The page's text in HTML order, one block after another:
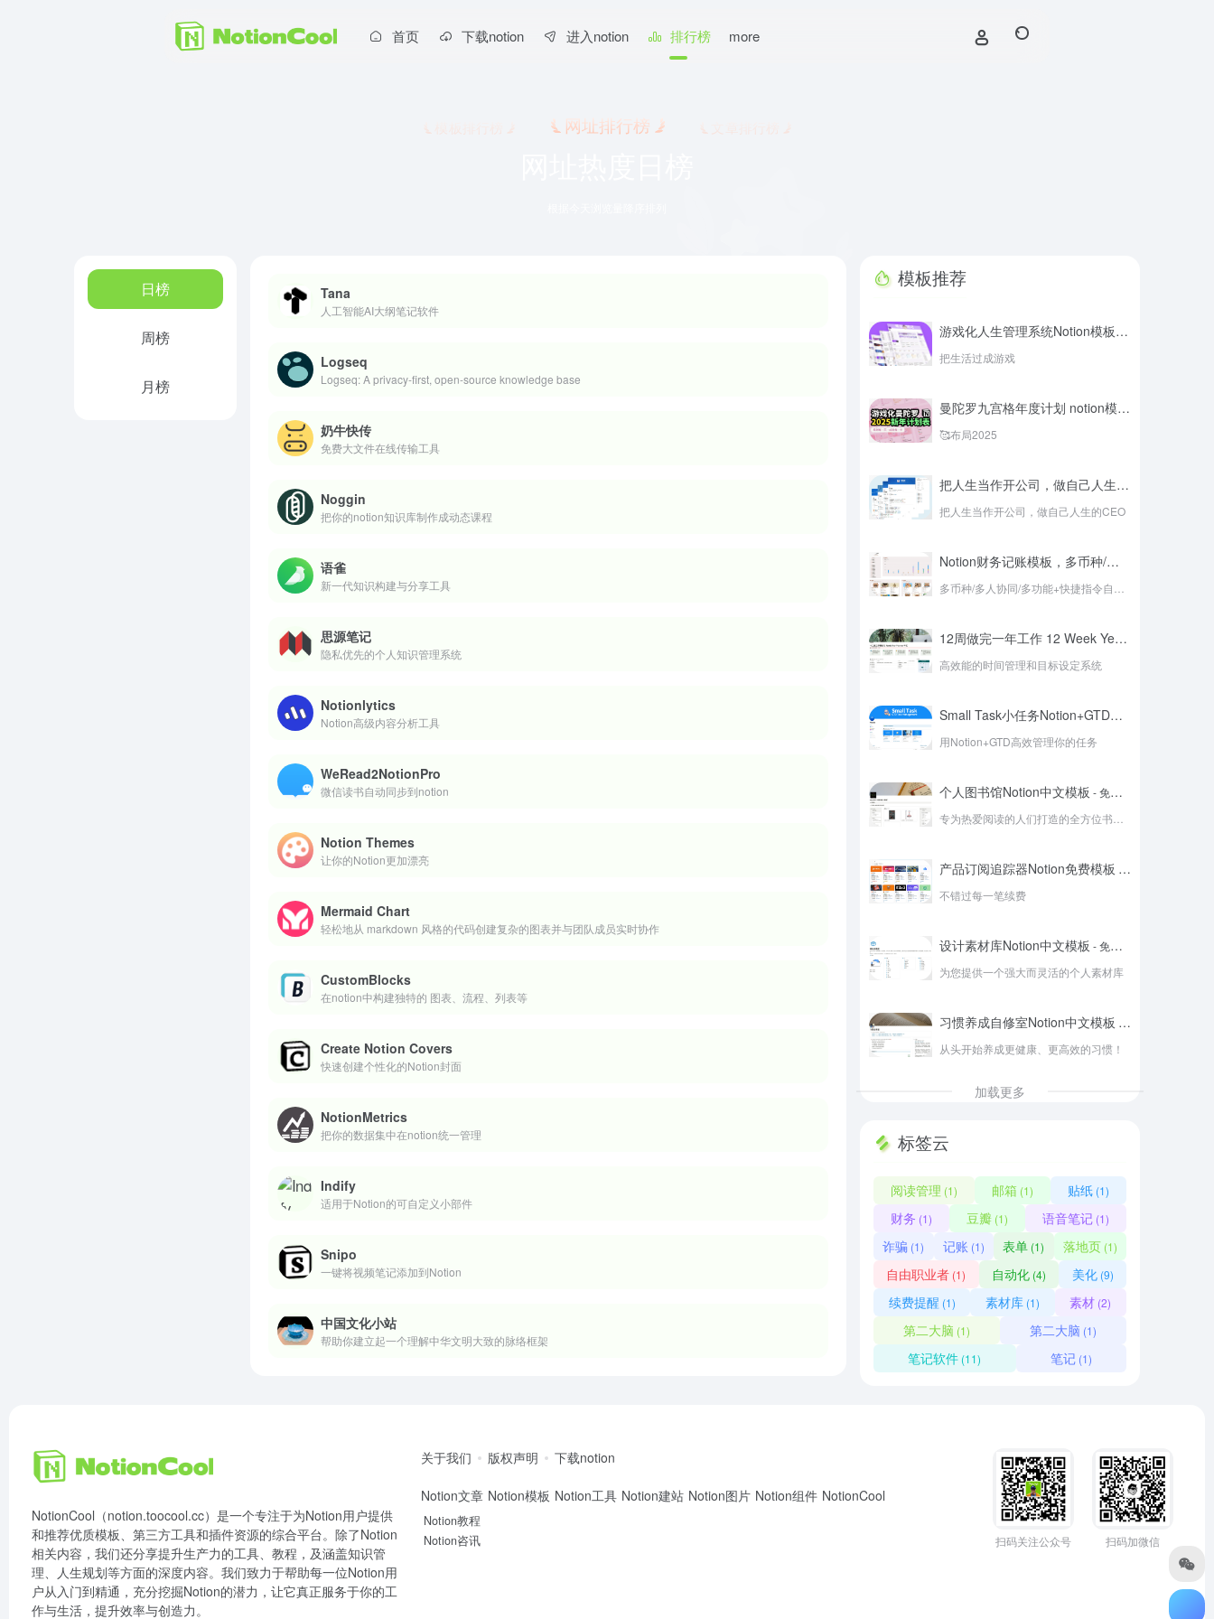
首页 下载notion 进入notion 排行榜 more
网址排行榜
日榜
周榜
月榜
Tana
人工智能AI大纲笔记软件
Logseq
Logseq: A privacy-first, open-source knowledge base
奶牛快传
免费大文件在线传输工具
Noggin
把你的notion知识库制作成动态课程
语雀
新一代知识构建与分享工具
思源笔记
隐私优先的个人知识管理系统
Notionlytics
Notion高级内容分析工具
WeRead2NotionPro
微信读书自动同步到notion
Notion Themes
让你的Notion更加漂亮
Mermaid Chart
轻松地从 markdown 风格的代码创建复杂的图表并与团队成员实时协作
CustomBlocks
在notion中构建独特的 图表、流程、列表等
Create Notion Covers
快速创建个性化的Notion封面
NotionMetrics
把你的数据集中在notion统一管理
Indify
适用于Notion的可自定义小部件
Snipo
一键将视频笔记添加到Notion
中国文化小站
帮助你建立起一个理解中华文明大致的脉络框架
模板推荐
游戏化人生管理系统Notion模板 喵星探险记
把生活过成游戏
曼陀罗九宫格年度计划 notion模板游戏化
🥰布局2025
把人生当作开公司，做自己人生的CEO – Notion公司化+游戏化人生管理系统模板
把人生当作开公司，做自己人生的CEO
Notion财务记账模板，多币种/多人协同/多功能+快捷指令自动记账
12周做完一年工作 12 Week Year中文Notion模板
高效能的时间管理和目标设定系统
Small Task小任务Notion+GTD模板
用Notion+GTD高效管理你的任务
个人图书馆Notion中文模板 - 免费版
产品订阅追踪器Notion免费模板
不错过每一笔续费
设计素材库Notion中文模板 - 免费版
为您提供一个强大而灵活的个人素材库
习惯养成自修室Notion中文模板
从头开始养成更健康、更高效的习惯！
加载更多
标签云
阅读管理 (1) 邮箱 (1) 贴纸 (1)
财务 (1) 豆瓣 (1) 语音笔记 (1)
诈骗 (1) 记账 (1) 表单 (1) 落地页(1)
自由职业者 (1) 自动化 (4) 美化(9)
续费提醒 (1) 素材库(1) 素材 (2)
第二大脑 (1) 第二大脑 (1)
笔记软件 (11) 笔记(1)
NotionCool（notion.toocool.cc）是一个专注于为Notion用户提供
和推荐优质模板、第三方工具和插件资源的综合平台。除了Notion
相关内容，我们还分享提升生产力的工具、教程，及涵盖知识管
理、人生规划等方面的深度内容。我们致力于帮助每一位Notion用
户从入门到精通，充分挖掘Notion的潜力，让它真正服务于你的工
作与生活，提升效率与创造力。
关于我们 版权声明 下载notion
Notion文章
Notion教程
Notion咨讯
Notion模板 Notion工具 Notion建站 Notion图片 Notion组件 NotionCool
扫码关注公众号 扫码加微信